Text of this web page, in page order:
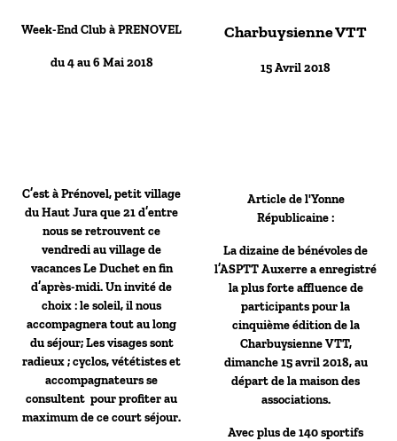
Week-End Club à PRENOVEL
du 4 au 6 Mai 2018
C’est à Prénovel, petit village
du Haut Jura que 21 d’entre
nous se retrouvent ce
vendredi au village de
vacances Le Duchet en fin
d’après-midi. Un invité de
choix : le soleil, il nous
accompagnera tout au long
du séjour; Les visages sont
radieux ; cyclos, vététistes et
accompagnateurs se
consultent pour profiter au
maximum de ce court séjour.
Charbuysienne VTT
15 Avril 2018
Article de l'Yonne
Républicaine :
La dizaine de bénévoles de
l’ASPTT Auxerre a enregistré
la plus forte affluence de
participants pour la
cinquième édition de la
Charbuysienne VTT,
dimanche 15 avril 2018, au
départ de la maison des
associations.
Avec plus de 140 sportifs